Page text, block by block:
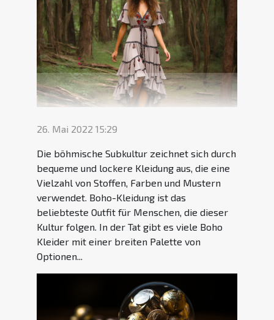
26. Mai 2022 15:29
Die böhmische Subkultur zeichnet sich durch
bequeme und lockere Kleidung aus, die eine
Vielzahl von Stoffen, Farben und Mustern
verwendet. Boho-Kleidung ist das
beliebteste Outfit für Menschen, die dieser
Kultur folgen. In der Tat gibt es viele Boho
Kleider mit einer breiten Palette von
Optionen...